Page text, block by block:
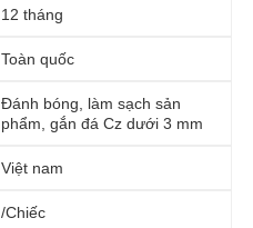
12 tháng
Toàn quốc
Đánh bóng, làm sạch sản
phẩm, gắn đá Cz dưới 3 mm
Việt nam
/Chiếc